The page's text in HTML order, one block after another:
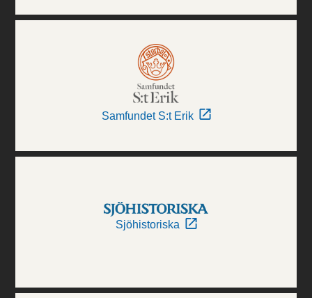
Samfundet S:t Erik
Sjöhistoriska